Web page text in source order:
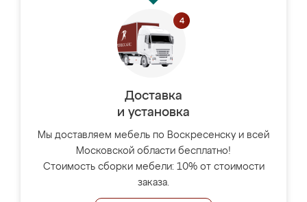
Доставка
и установка
Мы доставляем мебель по Воскресенску и всей
Московской области бесплатно!
Стоимость сборки мебели: 10% от стоимости
заказа.